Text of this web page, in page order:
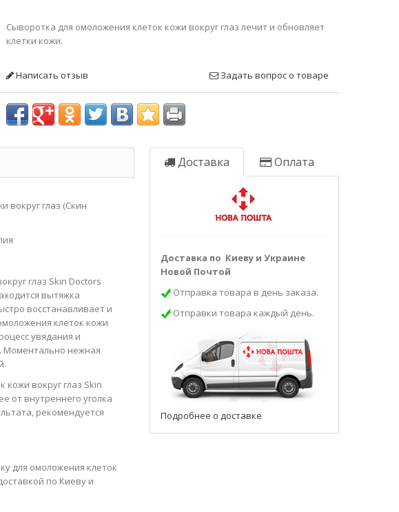
Сыворотка для омоложения клеток кожи вокруг глаз лечит и обновляет
клетки кожи.
Написать отзыв Задать вопрос о товаре
вокруг глаз (Скин
глаз Skin Doctors
вытяжка
восстанавливает и
клеток кожи
увядания и
Моментально нежная
вокруг глаз Skin
от внутреннего уголка
рекомендуется
для омоложения клеток
по Киеву и
Доставка Оплата
Доставка по Киеву и Украине
Новой Почтой
Отправка товара в день заказа.
Отправки товара каждый день.
Подробнее о доставке